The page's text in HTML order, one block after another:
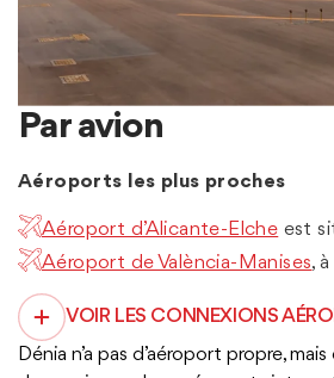
Par avion
Aéroports les plus proches
Aéroport d’Alicante-Elche est
Aéroport de València-Manises,
VOIR LES CONNEXIONS
Dénia n’a pas d’aéroport propre,